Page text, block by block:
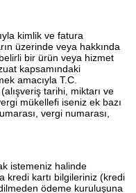
kimlik ve fatura
üzerinde veya hakkında
bir ürün veya hizmet
kapsamındaki
amacıyla T.C.
tarihi, miktarı ve
mükellefi iseniz ek bazı
vergi numarası,
istemeniz halinde
kredi kartı bilgileriniz (kredi
ödeme kuruluşuna